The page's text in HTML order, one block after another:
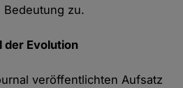
zu.
der Evolution
veröffentlichten Aufsatz